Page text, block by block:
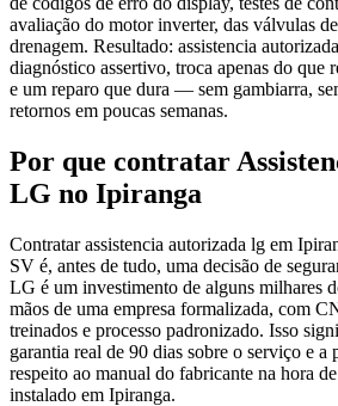
avaliação do motor inverter, das válvulas
drenagem. Resultado: assistencia
diagnóstico assertivo, troca apenas do que
e um reparo que dura — sem gambiarra,
retornos em poucas semanas.
Por que contratar
LG no Ipiranga
Contratar assistencia autorizada lg em
SV é, antes de tudo, uma decisão de
LG é um investimento de alguns milhares
mãos de uma empresa formalizada, com
treinados e processo padronizado. Isso
garantia real de 90 dias sobre o serviço e a
respeito ao manual do fabricante na hora
instalado em Ipiranga.